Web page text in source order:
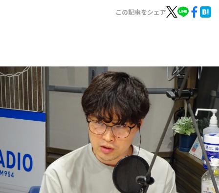
トピックス
TBS Podcast
お知らせ
イベント・グッズ
YouTube
会社情報
この記事をシェア